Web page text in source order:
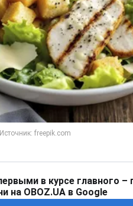
в курсе главного
на OBOZ.UA в Google